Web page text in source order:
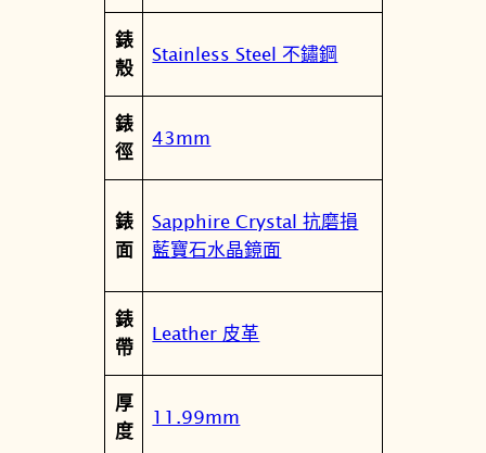
h
n
i
l
經
典
列
全
空
機
錶
殼
Stainless Steel 不鏽鋼
錶
徑
43mm
錶
面
Sapphire Crystal 抗磨損
藍寶石水晶鏡面
錶
帶
Leather 皮革
厚
度
11.99mm